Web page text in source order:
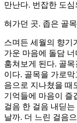
만난다. 번잡한 도
혀가던 곳. 좁은 골목
스며든 세월의 향기
가운 마음에 돌담
훔쳐보게 된다. 골
이다. 골목을 가로
음으로 지나쳤을 때
기억들에 마음이 즐
걸음 한 걸음 내딛
날까. 더 느린 걸음